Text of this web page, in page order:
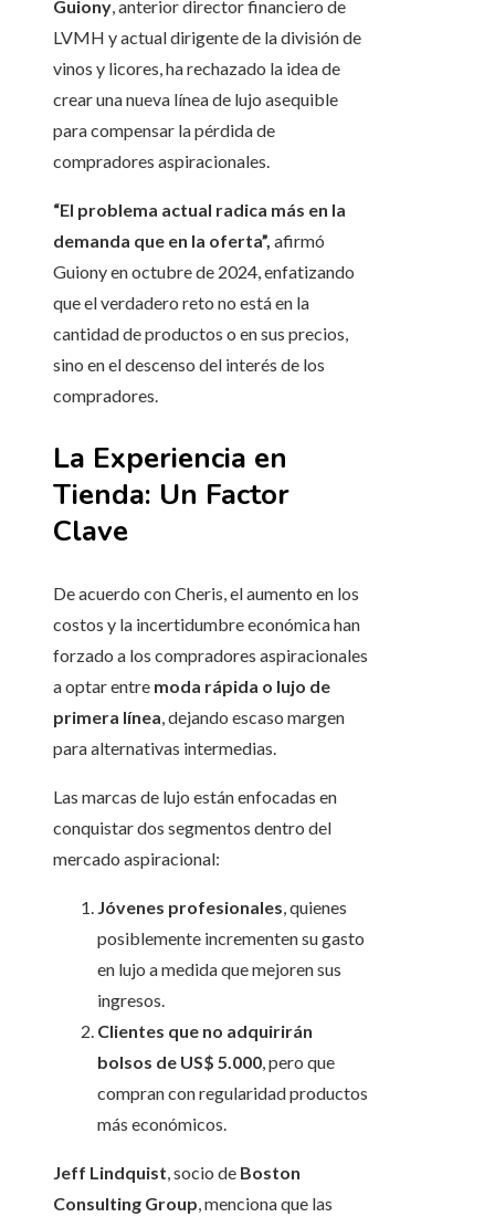
Guiony, anterior director financiero de
LVMH y actual dirigente de la división de
vinos y licores, ha rechazado la idea de
crear una nueva línea de lujo asequible
para compensar la pérdida de
compradores aspiracionales.
“El problema actual radica más en la
demanda que en la oferta”, afirmó
Guiony en octubre de 2024, enfatizando
que el verdadero reto no está en la
cantidad de productos o en sus precios,
sino en el descenso del interés de los
compradores.
La Experiencia en
Tienda: Un Factor
Clave
De acuerdo con Cheris, el aumento en los
costos y la incertidumbre económica han
forzado a los compradores aspiracionales
a optar entre moda rápida o lujo de
primera línea, dejando escaso margen
para alternativas intermedias.
Las marcas de lujo están enfocadas en
conquistar dos segmentos dentro del
mercado aspiracional:
Jóvenes profesionales, quienes
posiblemente incrementen su gasto
en lujo a medida que mejoren sus
ingresos.
Clientes que no adquirirán
bolsos de US$ 5.000, pero que
compran con regularidad productos
más económicos.
Jeff Lindquist, socio de Boston
Consulting Group, menciona que las